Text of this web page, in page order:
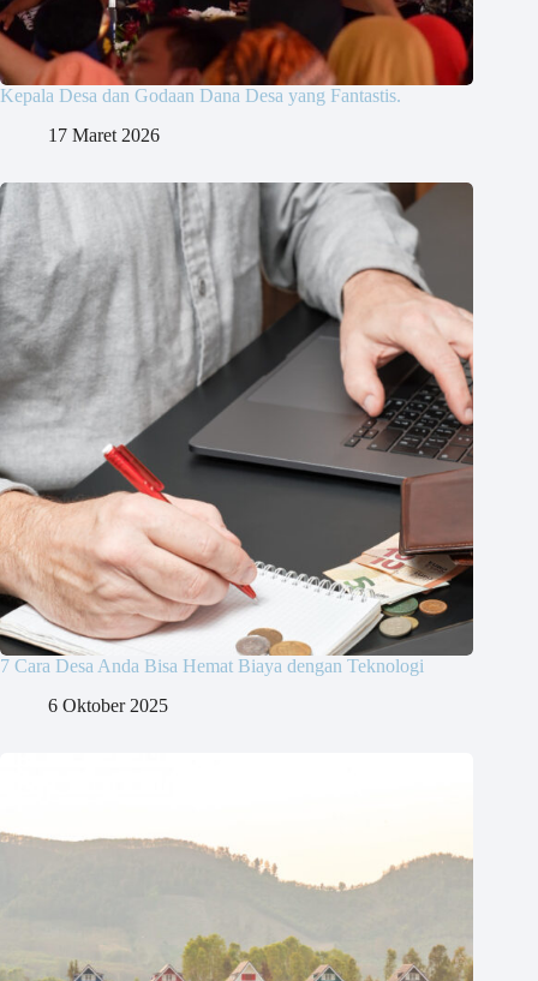
Kepala Desa dan Godaan Dana Desa yang Fantastis.
17 Maret 2026
7 Cara Desa Anda Bisa Hemat Biaya dengan Teknologi
6 Oktober 2025